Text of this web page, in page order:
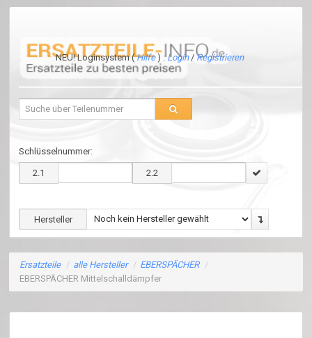
NEU! Loginsystem (Hilfe) :Login/Registrieren
Schlüsselnummer:
2.1 2.2
Hersteller
Ersatzteile / alle Hersteller / EBERSPÄCHER /
EBERSPÄCHER Mittelschalldämpfer